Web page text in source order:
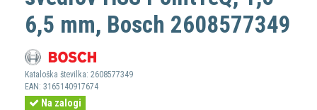
6,5 mm, Bosch 2608577349
Kataloška številka: 2608577349
EAN: 3165140917674
Na zalogi